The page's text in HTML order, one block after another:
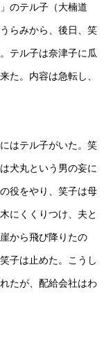
のテル子（大楠道
らみから、後日、笑
テル子は奈津子に瓜
た。内容は急転し、
はテル子がいた。笑
犬丸という男の妄に
役をやり、笑子は母
にくくりつけ、夫と
から飛び降りたの
子は止めた。こうし
たが、配給会社はわ